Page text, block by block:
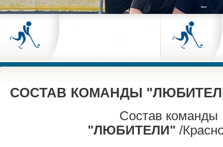
СОСТАВ КОМАНДЫ
Состав команды
"ЛЮБИТЕЛИ" /